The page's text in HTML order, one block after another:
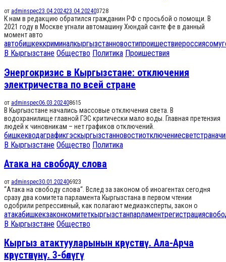
от adminspec23.04.202423.04.202403728
К нам в редакцию обратился гражданин РФ с просьбой о помощи. В
2021 году в Москве угнали автомашину Хюндай санте фе в данный
момент авто
автобишкеккриминалкыргызстанновостипроишествиероссиясом
В Кыргызстане Общество Политика Проишествия
Энергокризис в Кыргызстане: отключения
электричества по всей стране
от adminspec06.03.202408615
В Кыргызстане начались массовые отключения света. В
водохранилище главной ГЭС критически мало воды. Главная претензия
людей к чиновникам – нет графиков отключений.
бишкекводаграфикгэскыргызстанновостиотключениесветстрана
В Кыргызстане Общество Политика
Атака на свободу слова
от adminspec30.01.202406923
“Атака на свободу слова“. Вслед за законом об иноагентах сегодня
сразу два комитета парламента Кыргызстана в первом чтении
одобрили репрессивный, как полагают медиаэксперты, закон о
атакабишкекзаконкомитеткыргызстанпарламентрегистрация
В Кыргызстане Общество
Кыргыз атактууларынын көрүстөнү. Ала-Арча
көрүстөнүнү. 3-бөлүгү